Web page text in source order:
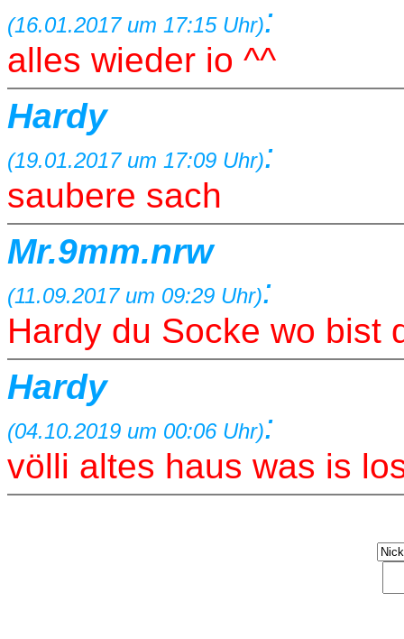
(16.01.2017 um 17:15 Uhr):
alles wieder io ^^
Hardy
(19.01.2017 um 17:09 Uhr):
saubere sach
Mr.9mm.nrw
(11.09.2017 um 09:29 Uhr):
Hardy du Socke wo bist
Hardy
(04.10.2019 um 00:06 Uhr):
völli altes haus was is